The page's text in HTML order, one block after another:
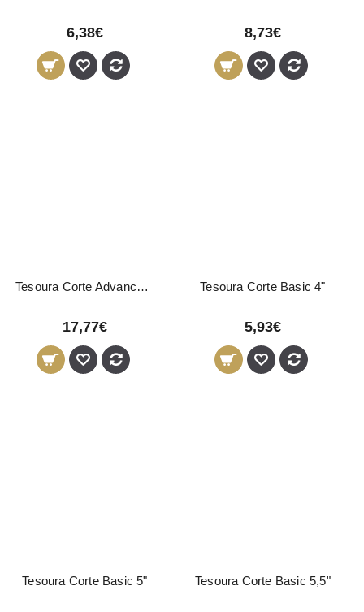
6,38€ 8,73€
Tesoura Corte Advanced 5,5"
17,77€
Tesoura Corte Basic 4"
5,93€
Tesoura Corte Basic 5" Tesoura Corte Basic 5,5"